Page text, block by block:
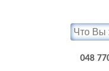
048